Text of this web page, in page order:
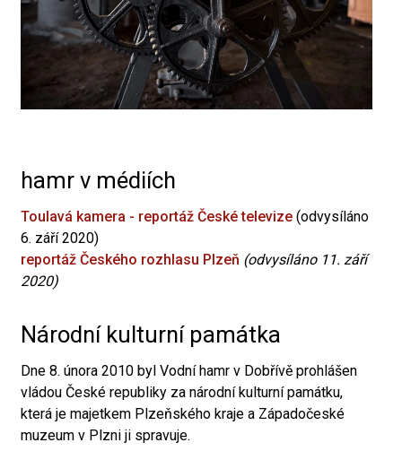
hamr v médiích
Toulavá kamera - reportáž České televize (odvysíláno
6. září 2020)
reportáž Českého rozhlasu Plzeň (odvysíláno 11. září
2020)
Národní kulturní památka
Dne 8. února 2010 byl Vodní hamr v Dobřívě prohlášen
vládou České republiky za národní kulturní památku,
která je majetkem Plzeňského kraje a Západočeské
muzeum v Plzni ji spravuje.